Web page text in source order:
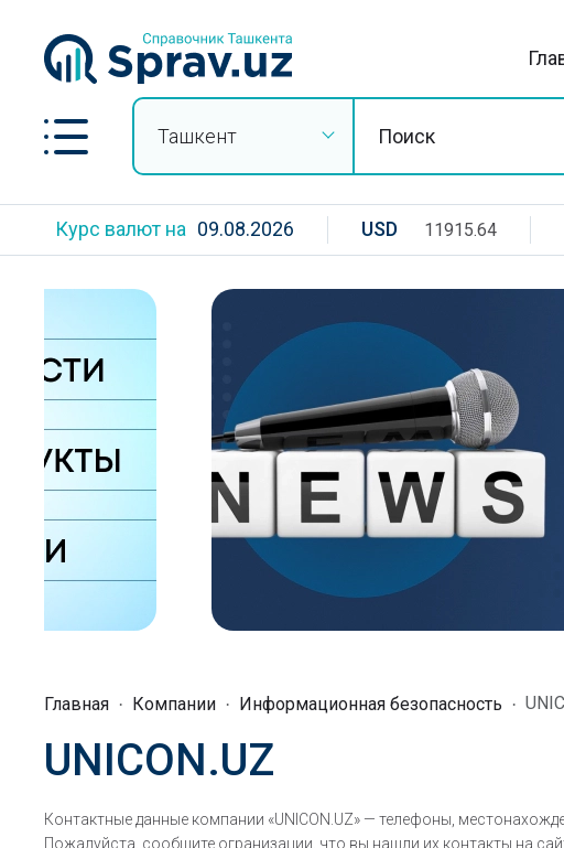
Ташкент
Курс валют на 09.08.2026 USD 11915.64
Главная Компании Информационная безопасность
UNICON.UZ
Контактные данные компании «UNICON.UZ» — телефоны,
Пожалуйста, сообщите огранизации, что вы нашли их контакты на